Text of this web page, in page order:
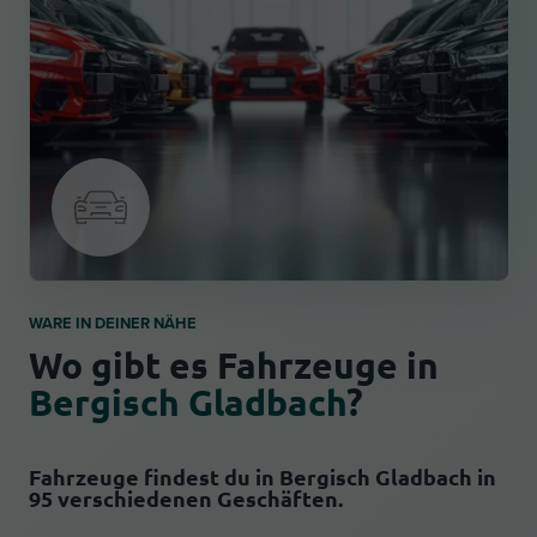
WARE IN DEINER NÄHE
Wo gibt es Fahrzeuge in
Bergisch Gladbach?
Fahrzeuge findest du in Bergisch Gladbach in
95 verschiedenen Geschäften.